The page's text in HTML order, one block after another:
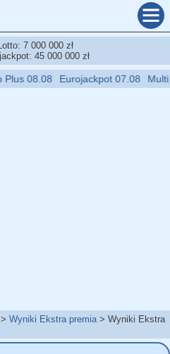
7 000 000 zł
45 000 000 zł
08.08 Eurojackpot 07.08 Multi
Wyniki Ekstra premia
Wyniki Ekstra